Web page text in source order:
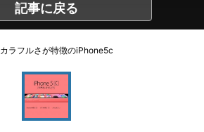
記事に戻る
カラフルさが特徴のiPhone5c